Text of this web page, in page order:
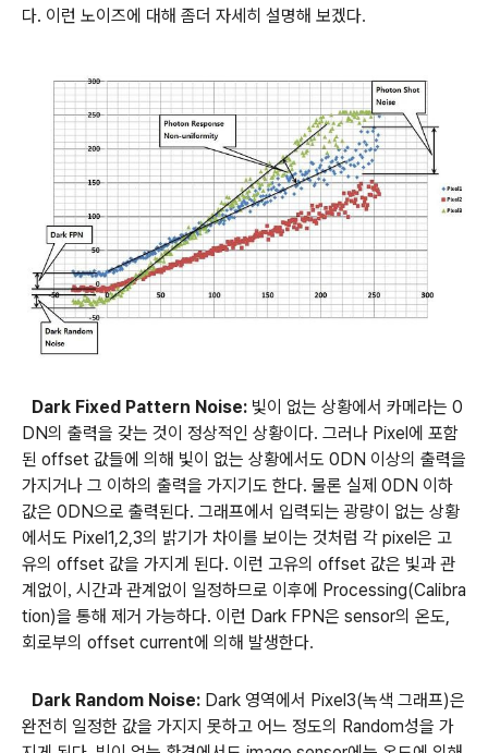
다. 이런 노이즈에 대해 좀더 자세히 설명해 보겠다.
Dark Fixed Pattern Noise: 빛이 없는 상황에서 카메라는 0
DN의 출력을 갖는 것이 정상적인 상황이다. 그러나 Pixel에 포함
된 offset 값들에 의해 빛이 없는 상황에서도 0DN 이상의 출력을
가지거나 그 이하의 출력을 가지기도 한다. 물론 실제 0DN 이하
값은 0DN으로 출력된다. 그래프에서 입력되는 광량이 없는 상황
에서도 Pixel1,2,3의 밝기가 차이를 보이는 것처럼 각 pixel은 고
유의 offset 값을 가지게 된다. 이런 고유의 offset 값은 빛과 관
계없이 , 시간과 관계없이 일정하므로 이후에 Processing(Calibra
tion)을 통해 제거 가능하다. 이런 Dark FPN은 sensor의 온도,
회로부의 offset current에 의해 발생한다.
Dark Random Noise: Dark 영역에서 Pixel3(녹색 그래프)은
완전히 일정한 값을 가지지 못하고 어느 정도의 Random성을 가